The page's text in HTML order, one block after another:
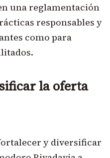
una reglamentación
responsables y
como para
la oferta
y diversificar